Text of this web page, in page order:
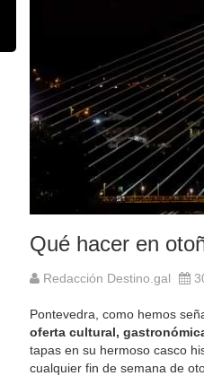
Qué hacer en
Redacción Destino.gal
Pontevedra, como hemos
oferta cultural,
tapas en su hermoso casco
cualquier fin de semana de